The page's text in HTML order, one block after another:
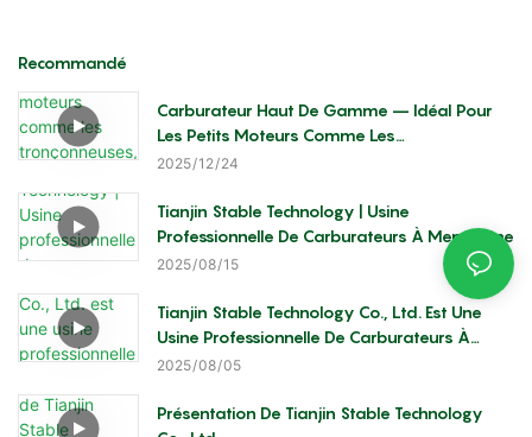
Recommandé
Carburateur Haut De Gamme – Idéal Pour
Les Petits Moteurs Comme Les
Tronçonneuses, Les Débroussailleuses Et Les
2025 12 24
Tianjin Stable Technology | Usine
Professionnelle De Carburateurs À Membrane
2025 08 15
Tianjin Stable Technology Co., Ltd. Est Une
Usine Professionnelle De Carburateurs À
Membrane
2025 08 05
Présentation De Tianjin Stable Technology